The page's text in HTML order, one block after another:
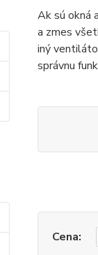
Ak sú okná
a zmes
iný
správnu
Cena: